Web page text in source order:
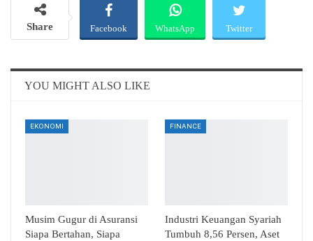
Share Facebook WhatsApp Twitter
Email
YOU MIGHT ALSO LIKE
EKONOMI
Musim Gugur di Asuransi
Siapa Bertahan, Siapa
FINANCE
Industri Keuangan Syariah
Tumbuh 8,56 Persen, Aset